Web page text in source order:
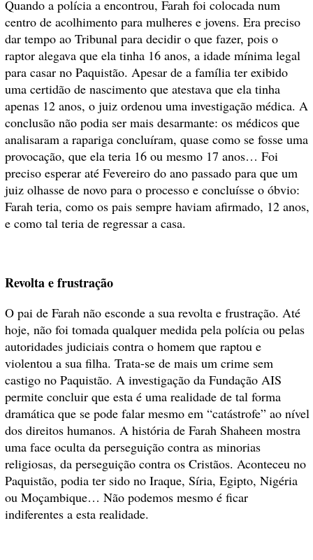
Quando a polícia a encontrou, Farah foi colocada num
centro de acolhimento para mulheres e jovens. Era preciso
dar tempo ao Tribunal para decidir o que fazer, pois o
raptor alegava que ela tinha 16 anos, a idade mínima legal
para casar no Paquistão. Apesar de a família ter exibido
uma certidão de nascimento que atestava que ela tinha
apenas 12 anos, o juiz ordenou uma investigação médica. A
conclusão não podia ser mais desarmante: os médicos que
analisaram a rapariga concluíram, quase como se fosse uma
provocação, que ela teria 16 ou mesmo 17 anos… Foi
preciso esperar até Fevereiro do ano passado para que um
juiz olhasse de novo para o processo e concluísse o óbvio:
Farah teria, como os pais sempre haviam afirmado, 12 anos,
e como tal teria de regressar a casa.
Revolta e frustração
O pai de Farah não esconde a sua revolta e frustração. Até
hoje, não foi tomada qualquer medida pela polícia ou pelas
autoridades judiciais contra o homem que raptou e
violentou a sua filha. Trata-se de mais um crime sem
castigo no Paquistão. A investigação da Fundação AIS
permite concluir que esta é uma realidade de tal forma
dramática que se pode falar mesmo em “catástrofe” ao nível
dos direitos humanos. A história de Farah Shaheen mostra
uma face oculta da perseguição contra as minorias
religiosas, da perseguição contra os Cristãos. Aconteceu no
Paquistão, podia ter sido no Iraque, Síria, Egipto, Nigéria
ou Moçambique… Não podemos mesmo é ficar
indiferentes a esta realidade.